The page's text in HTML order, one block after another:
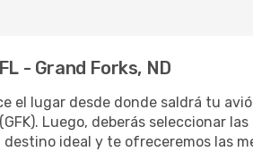
- Grand Forks, ND
el lugar desde donde saldrá tu
Luego, deberás seleccionar
ideal y te ofreceremos las